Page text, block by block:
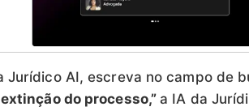
Jurídico AI, escreva no campo de
do processo,” a IA da